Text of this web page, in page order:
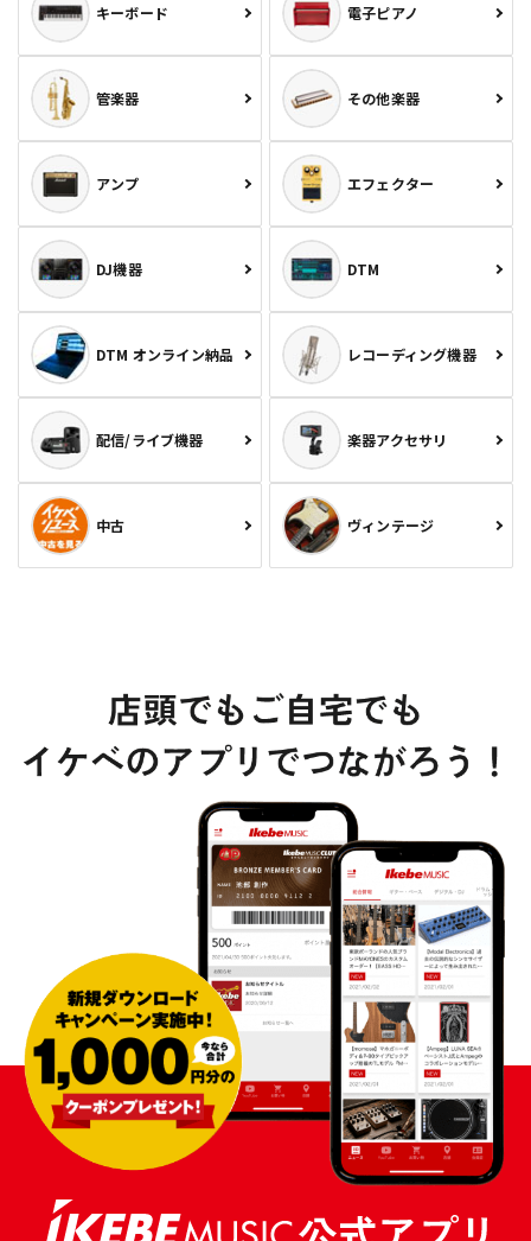
キーボード 電子ピアノ
管楽器 その他楽器
アンプ エフェクター
DJ機器 DTM
DTM オンライン納品 レコーディング機器
配信/ライブ機器 楽器アクセサリ
中古 ヴィンテージ